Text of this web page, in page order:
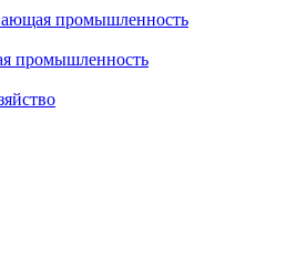
промышленность
промышленность